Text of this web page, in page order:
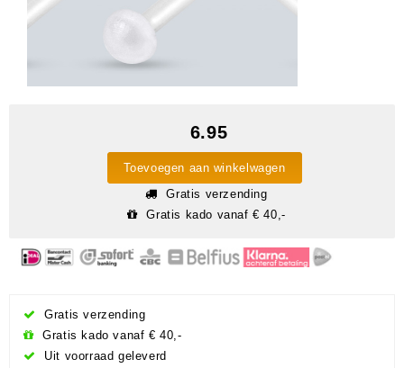
6.95
Toevoegen aan winkelwagen
Gratis verzending
Gratis kado vanaf € 40,-
Gratis verzending
Gratis kado vanaf € 40,-
Uit voorraad geleverd